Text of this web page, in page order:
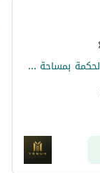
شاليه غرفتين للبيع في مشروع KOUN رأس الحكمة بمساحة 85 متر وحديقة خاصة 33 متر وإطلالة مفتوحة مباشرة على اللاجون مع موقع مرتفع 34 متر وأسعار 9.6